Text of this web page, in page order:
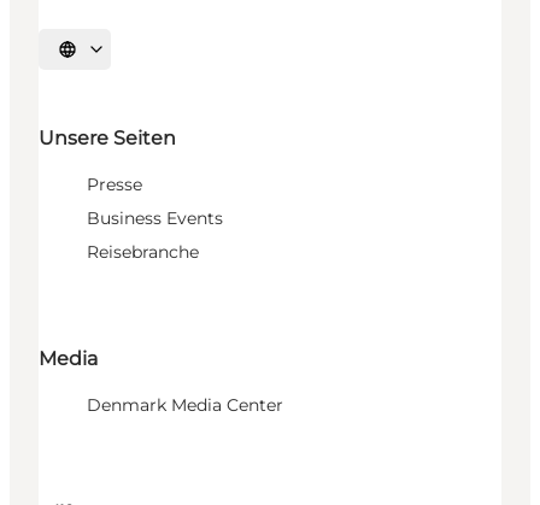
Sprache auswählen
Unsere Seiten
Presse
Business Events
Reisebranche
Media
Denmark Media Center